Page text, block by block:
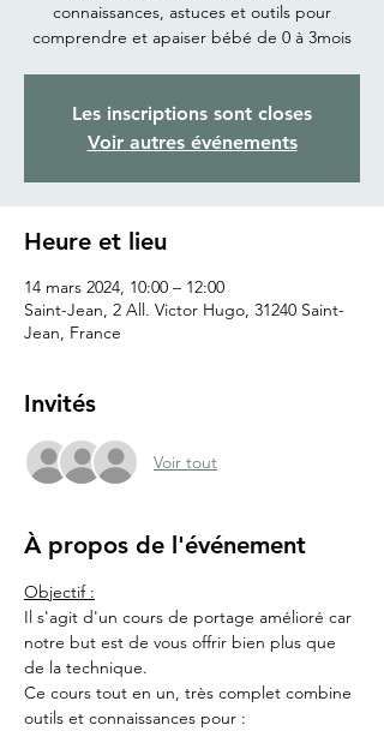
connaissances, astuces et outils pour
comprendre et apaiser bébé de 0 à 3mois
Les inscriptions sont closes
Voir autres événements
Heure et lieu
14 mars 2024, 10:00 – 12:00
Saint-Jean, 2 All. Victor Hugo, 31240 Saint-
Jean, France
Invités
Voir tout
À propos de l'événement
Objectif :
Il s'agit d'un cours de portage amélioré car
notre but est de vous offrir bien plus que
de la technique.
Ce cours tout en un, très complet combine
outils et connaissances pour :